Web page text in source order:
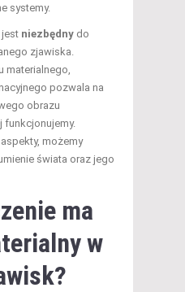
systemy.
jest niezbędny do
zjawiska.
materialnego,
pozwala na
obrazu
funkcjonujemy.
możemy
świata oraz jego
ma
w